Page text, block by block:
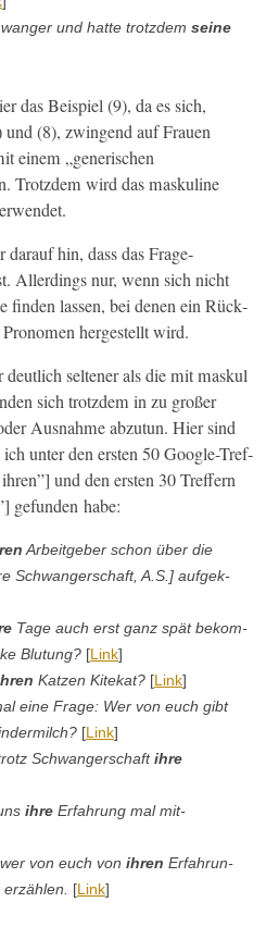
und hat­te trotz­dem seine
das Beispiel (9), da es sich,
und (8), zwin­gend auf Frauen
einem „gener­ischen
Trotz­dem wird das masku­line
darauf hin, dass das Frage­
Allerd­ings nur, wenn sich nicht
find­en lassen, bei denen ein Rück­
hergestellt wird.
sel­tener als die mit masku­l
sich trotz­dem in zu großer
Aus­nahme abzu­tun. Hier sind
unter den ersten 50 Google-Tre­f­
und den ersten 30 Tre­f­fern
gefun­den habe:
Arbeit­ge­ber schon über die
Schwanger­schaft, A.S.] aufgek­
Tage auch erst ganz spät bekom­
Blu­tung? [Link]
Katzen Kitekat? [Link]
eine Frage: Wer von euch gibt
[Link]
Schwanger­schaftihre
ihre Erfahrung mal mit­
von euch von ihren Erfahrun­
[Link]